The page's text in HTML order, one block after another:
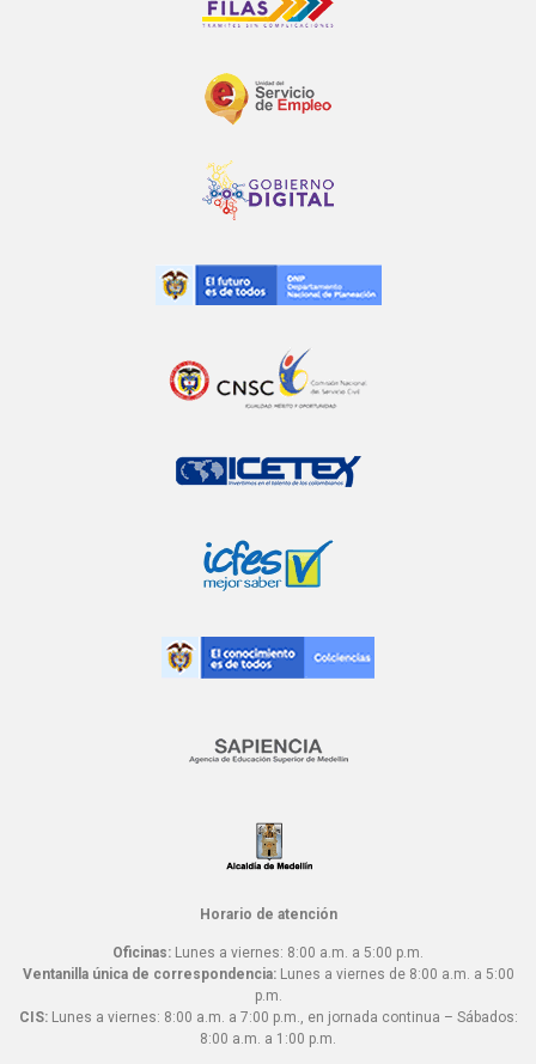
Horario de atención
Oficinas: Lunes a viernes: 8:00 a.m. a 5:00 p.m.
Ventanilla única de correspondencia:Lunes a viernes de 8:00 a.m. a 5:00
p.m.
CIS:Lunes a viernes: 8:00 a.m. a 7:00 p.m., en jornada continua – Sábados:
8:00 a.m. a 1:00 p.m.